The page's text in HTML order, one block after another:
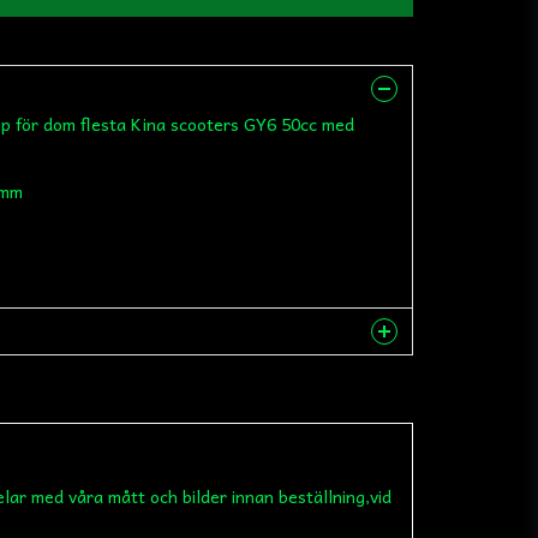
för dom flesta Kina scooters GY6 50cc med
email
med våra mått och bilder innan beställning,vid